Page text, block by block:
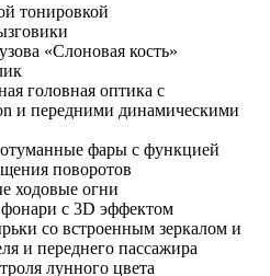
тонировкой
«Слоновая кость»
головная оптика с
и передними динамическими
фары с функцией
поворотов
ходовые огни
с 3D эффектом
со встроенным зеркалом и
и переднего пассажира
лунного цвета